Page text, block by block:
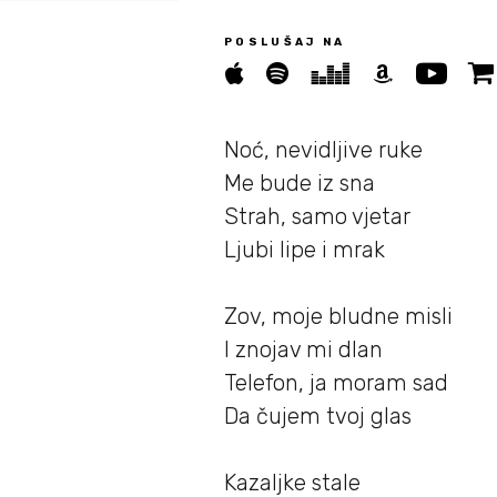
Novosti
Biografija
Partneri
Kontakt
POSLUŠAJ NA
Noć, nevidljive ruke
Me bude iz sna
Strah, samo vjetar
Ljubi lipe i mrak
Zov, moje bludne misli
I znojav mi dlan
Telefon, ja moram sad
Da čujem tvoj glas
Kazaljke stale